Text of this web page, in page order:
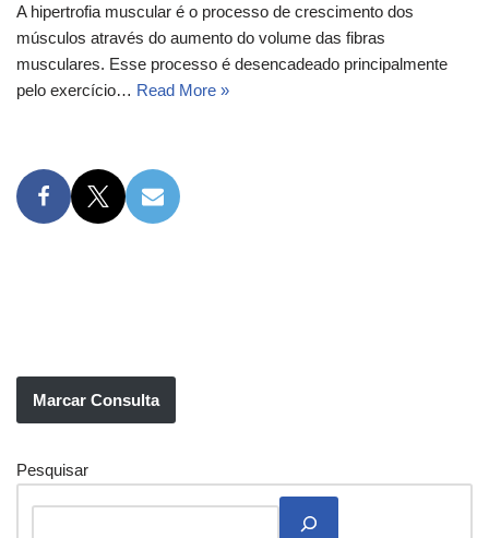
A hipertrofia muscular é o processo de crescimento dos
músculos através do aumento do volume das fibras
musculares. Esse processo é desencadeado principalmente
pelo exercício… Read More »
Marcar Consulta
Pesquisar